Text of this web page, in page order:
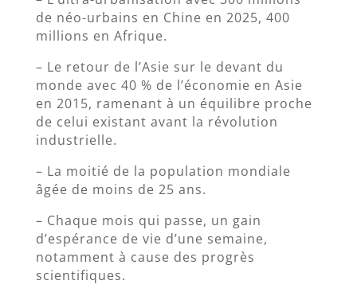
de néo-urbains en Chine en 2025, 400
millions en Afrique.
– Le retour de l’Asie sur le devant du
monde avec 40 % de l’économie en Asie
en 2015, ramenant à un équilibre proche
de celui existant avant la révolution
industrielle.
– La moitié de la population mondiale
âgée de moins de 25 ans.
– Chaque mois qui passe, un gain
d’espérance de vie d’une semaine,
notamment à cause des progrès
scientifiques.